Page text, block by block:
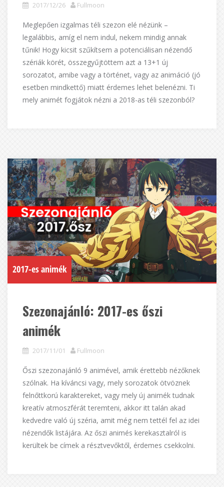
2017/12/26 Fullmoon
Meglepően izgalmas téli szezon elé nézünk –
legalábbis, amíg el nem indul, nekem mindig annak
tűnik! Hogy kicsit szűkítsem a potenciálisan nézendő
szériák körét, összegyűjtöttem azt a 13+1 új
sorozatot, amibe vagy a történet, vagy az animáció (jó
esetben mindkettő) miatt érdemes lehet belenézni. Ti
mely animét fogjátok nézni a 2018-as téli szezonból?
2017-es animék
Szezonajánló: 2017-es őszi
animék
2017/11/01 Fullmoon
Őszi szezonajánló 9 animével, amik érettebb nézőknek
szólnak. Ha kíváncsi vagy, mely sorozatok ötvöznek
felnőttkorú karaktereket, vagy mely új animék tudnak
kreatív atmoszférát teremteni, akkor itt talán akad
kedvedre való új széria, amit még nem tettél fel az idei
nézendők listájára. Az őszi animés kerekasztalról is
kerültek be címek a résztvevőktől, érdemes csekkolni.